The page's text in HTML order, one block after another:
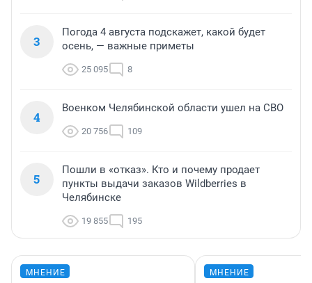
3
Погода 4 августа подскажет, какой будет
осень, — важные приметы
25 095 8
4
Военком Челябинской области ушел на СВО
20 756 109
5
Пошли в «отказ». Кто и почему продает
пункты выдачи заказов Wildberries в
Челябинске
19 855 195
МНЕНИЕ МНЕНИЕ